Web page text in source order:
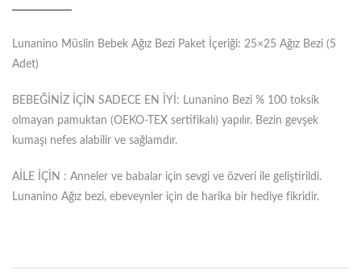
Lunanino Müslin Bebek Ağız Bezi Paket İçeriği: 25×25 Ağız Bezi (5
Adet)
BEBEĞİNİZ İÇİN SADECE EN İYİ: Lunanino Bezi % 100 toksik
olmayan pamuktan (OEKO-TEX sertifikalı) yapılır. Bezin gevşek
kumaşı nefes alabilir ve sağlamdır.
AİLE İÇİN : Anneler ve babalar için sevgi ve özveri ile geliştirildi.
Lunanino Ağız bezi, ebeveynler için de harika bir hediye fikridir.